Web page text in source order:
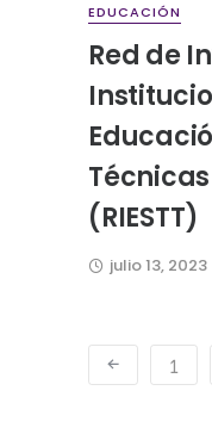
EDUCACIÓN
Red de
(RIESTT)
julio 13, 2023
1